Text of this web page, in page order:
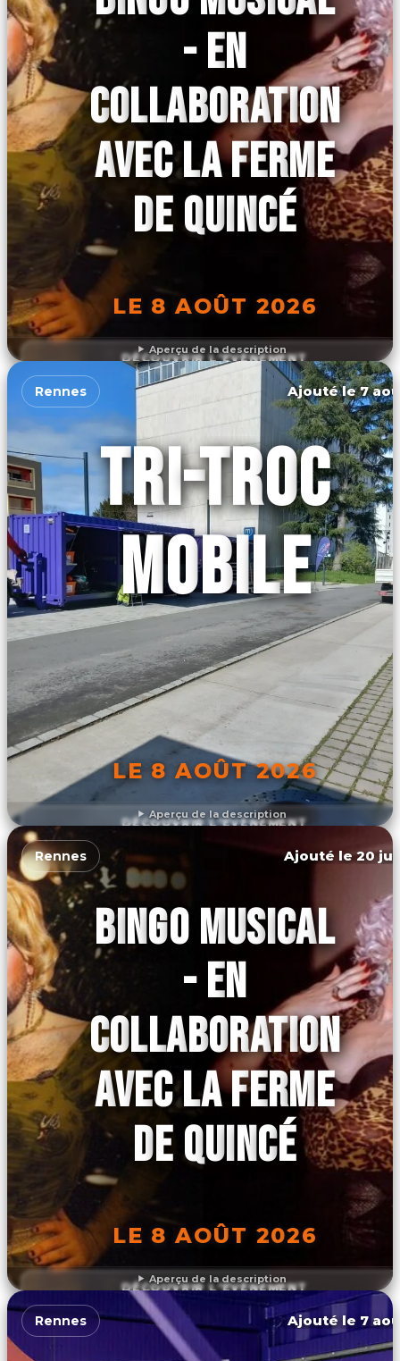
Aperçu de la description
- EN
COLLABORATION
AVEC LA FERME
DE QUINCÉ
LE 8 AOÛT 2026
DÉCOUVRIR L'ÉVÉNEMENT
Aperçu de la description
Rennes Ajouté le 7
TRI-TROC
MOBILE
LE 8 AOÛT 2026
DÉCOUVRIR L'ÉVÉNEMENT
Aperçu de la description
Rennes Ajouté le 20
BINGO MUSICAL
- EN
COLLABORATION
AVEC LA FERME
DE QUINCÉ
LE 8 AOÛT 2026
DÉCOUVRIR L'ÉVÉNEMENT
Rennes Ajouté le 7